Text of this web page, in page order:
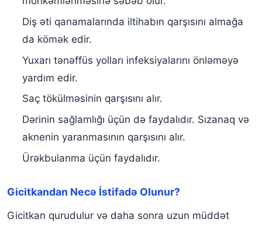
Diş əti qanamalarında iltihabın qarşısını almağa
da kömək edir.
Yuxarı tənəffüs yolları infeksiyalarını önləməyə
yardım edir.
Saç tökülməsinin qarşısını alır.
Dərinin sağlamlığı üçün də faydalıdır. Sızanaq və
aknenin yaranmasının qarşısını alır.
Ürəkbulanma üçün faydalıdır.
Gicitkandan Necə İstifadə Olunur?
Gicitkan qurudulur və daha sonra uzun müddət